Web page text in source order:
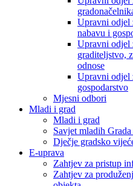
Upravni odjel
nabavu i
Upravni odjel
graditeljstvo,
odnose
Upravni odjel
gospodarstvo
Mjesni odbori
Mladi i grad
Mladi i grad
Savjet mladih
Dječje gradsko
E-uprava
Zahtjev za pristup
Zahtjev za